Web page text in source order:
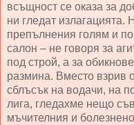
всъщност се оказа за
ни гледат излагацията.
препълнения голям и
салон – не говоря за
под строй, а за
размина. Вместо взрив
сблъсък на водачи, на
лига, гледахме нещо
мъчителния и